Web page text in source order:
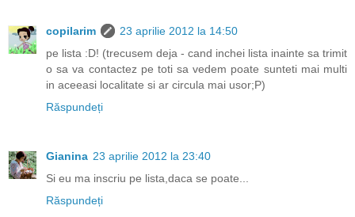
copilarim
23 aprilie 2012 la 14:50
pe lista :D! (trecusem deja - cand inchei lista inainte sa trimit
o sa va contactez pe toti sa vedem poate sunteti mai multi
in aceeasi localitate si ar circula mai usor;P)
Răspundeți
Gianina 23 aprilie 2012 la 23:40
Si eu ma inscriu pe lista,daca se poate...
Răspundeți